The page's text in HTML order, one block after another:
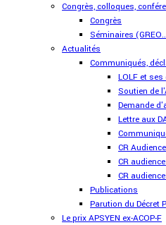
Congrès, colloques,
Congrès
Séminaires
Actualités
Communiqués,
LOLF et
Soutien de
Demande
Lettre aux
CR
CR
CR
Publications
Parution du Décret
Le prix APSYEN ex-ACOP-F